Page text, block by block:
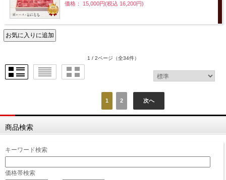
価格： 15,000円(税込 16,200円)
1 / 2ページ （全34件）
1 2 次へ
商品検索
キーワード検索
価格帯検索